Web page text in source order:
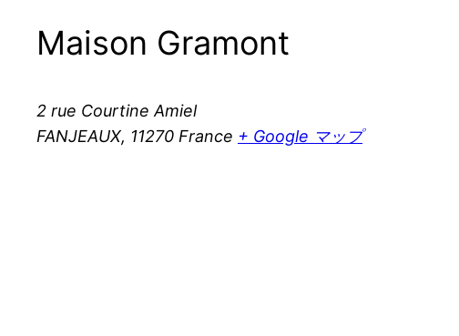
Maison Gramont
2 rue Courtine Amiel
FANJEAUX, 11270 France + Google マップ